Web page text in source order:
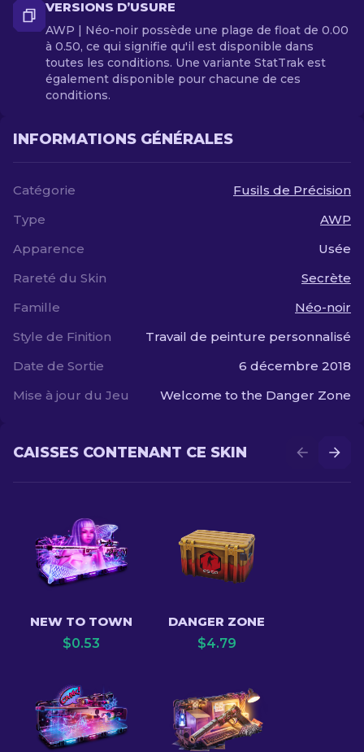
VERSIONS D’USURE
AWP | Néo-noir possède une plage de float de 0.00
à 0.50, ce qui signifie qu'il est disponible dans
toutes les conditions. Une variante StatTrak est
également disponible pour chacune de ces
conditions.
INFORMATIONS GÉNÉRALES
Catégorie
Fusils de Précision
Type
AWP
Apparence
Usée
Rareté du Skin
Secrète
Famille
Néo-noir
Style de Finition
Travail de peinture personnalisé
Date de Sortie
6 décembre 2018
Mise à jour du Jeu
Welcome to the Danger Zone
CAISSES CONTENANT CE SKIN
NEW TO TOWN
$0.53
DANGER ZONE
$4.79